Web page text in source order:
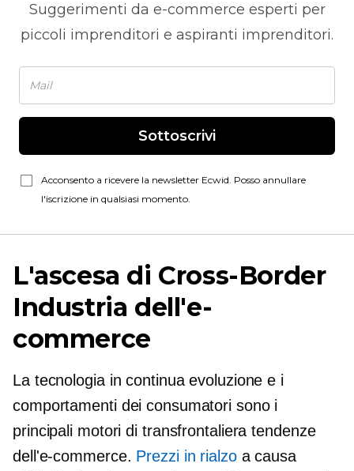
Suggerimenti da e-commerce esperti per
piccoli imprenditori e aspiranti imprenditori.
Sottoscrivi
Acconsento a ricevere la newsletter Ecwid. Posso annullare
l'iscrizione in qualsiasi momento.
L'ascesa di Cross-Border
Industria dell'e-
commerce
La tecnologia in continua evoluzione e i
comportamenti dei consumatori sono i
principali motori di transfrontaliera tendenze
dell'e-commerce. Prezzi in rialzoa causa